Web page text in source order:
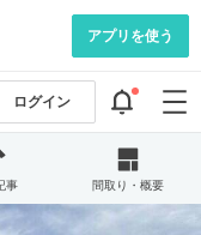
アプリを使う
ログイン
事 間取り・概要